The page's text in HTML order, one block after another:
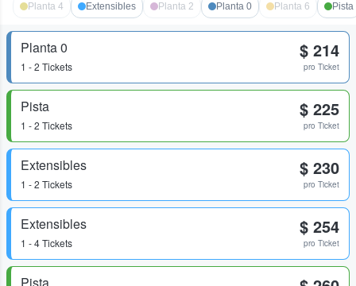
Planta 4 Extensibles Planta 2 Planta 0 Planta 6 Pista
Planta 0
1 - 2 Tickets
$ 214
pro Ticket
Pista
1 - 2 Tickets
$ 225
pro Ticket
Extensibles
1 - 2 Tickets
$ 230
pro Ticket
Extensibles
1 - 4 Tickets
$ 254
pro Ticket